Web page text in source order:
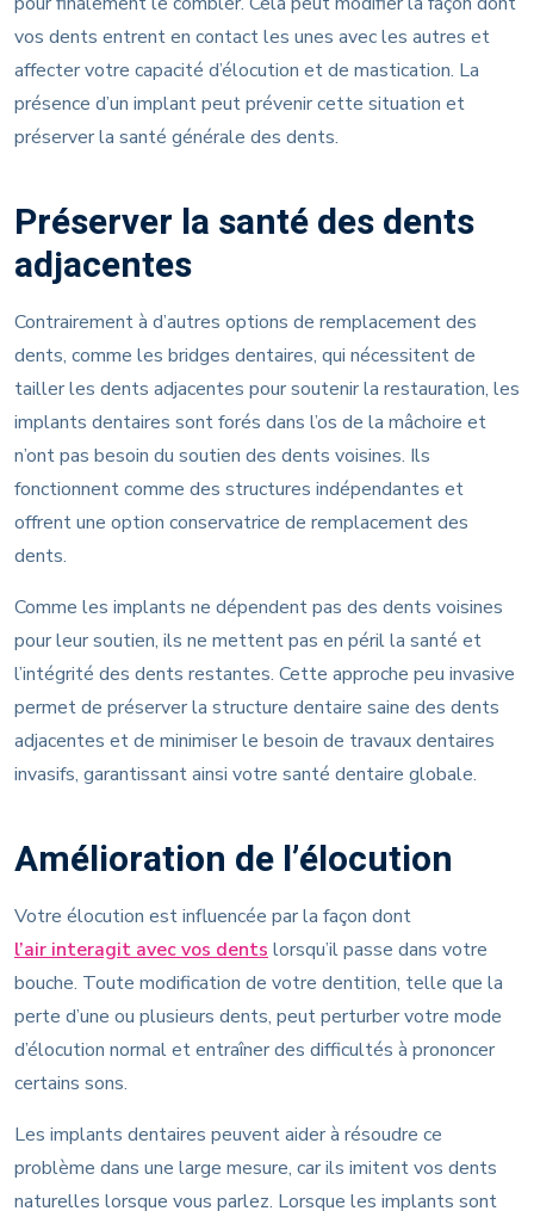
vos dents entrent en contact les unes avec les autres et
affecter votre capacité d’élocution et de mastication. La
présence d’un implant peut prévenir cette situation et
préserver la santé générale des dents.
Préserver la santé des dents
adjacentes
Contrairement à d’autres options de remplacement des
dents, comme les bridges dentaires, qui nécessitent de
tailler les dents adjacentes pour soutenir la restauration, les
implants dentaires sont forés dans l’os de la mâchoire et
n’ont pas besoin du soutien des dents voisines. Ils
fonctionnent comme des structures indépendantes et
offrent une option conservatrice de remplacement des
dents.
Comme les implants ne dépendent pas des dents voisines
pour leur soutien, ils ne mettent pas en péril la santé et
l’intégrité des dents restantes. Cette approche peu invasive
permet de préserver la structure dentaire saine des dents
adjacentes et de minimiser le besoin de travaux dentaires
invasifs, garantissant ainsi votre santé dentaire globale.
Amélioration de l’élocution
Votre élocution est influencée par la façon dont
l’air interagit avec vos dents lorsqu’il passe dans votre
bouche. Toute modification de votre dentition, telle que la
perte d’une ou plusieurs dents, peut perturber votre mode
d’élocution normal et entraîner des difficultés à prononcer
certains sons.
Les implants dentaires peuvent aider à résoudre ce
problème dans une large mesure, car ils imitent vos dents
naturelles lorsque vous parlez. Lorsque les implants sont